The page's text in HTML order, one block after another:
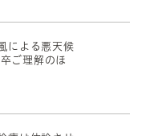
による悪天候
ご理解のほ